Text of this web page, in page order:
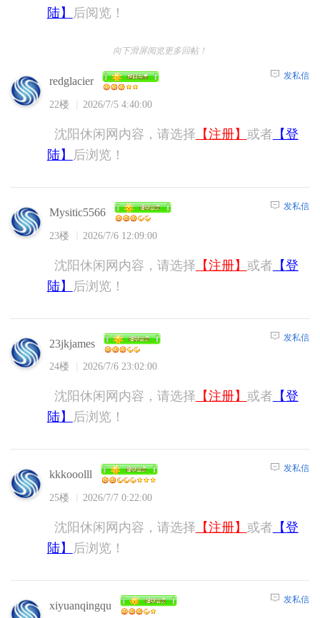
陆】
后阅览！
向下滑屏阅览更多回帖！
redglacier
22楼 2026/7/5 4:40:00
发私信
沈阳休闲网内容，请选择 【注册】 或者 【登
陆】
后浏览！
Mysitic5566
23楼 2026/7/6 12:09:00
发私信
沈阳休闲网内容，请选择 【注册】 或者 【登
陆】
后浏览！
23jkjames
24楼 2026/7/6 23:02:00
发私信
沈阳休闲网内容，请选择 【注册】 或者 【登
陆】
后浏览！
kkkooolll
25楼 2026/7/7 0:22:00
发私信
沈阳休闲网内容，请选择 【注册】 或者 【登
陆】
后浏览！
xiyuanqingqu 发私信